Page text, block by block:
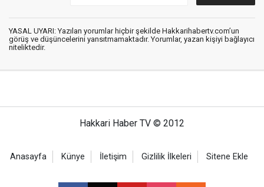
YASAL UYARI: Yazılan yorumlar hiçbir şekilde Hakkarihabertv.com’un
görüş ve düşüncelerini yansıtmamaktadır. Yorumlar, yazan kişiyi bağlayıcı
niteliktedir.
Hakkari Haber TV © 2012
Anasayfa Künye İletişim Gizlilik İlkeleri Sitene Ekle